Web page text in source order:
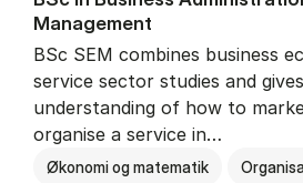
Man­age­ment
BSc SEM combines business
service sector studies and
understanding of how to
organise a service in…
Økonomi og matematik